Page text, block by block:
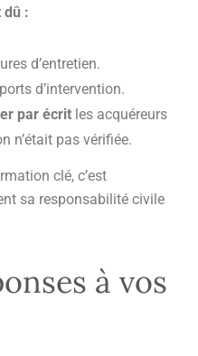
dû :
d’entretien.
d’intervention.
par écritles acquéreurs
n’était pas vérifiée.
clé, c’est
sa responsabilité civile
à vos